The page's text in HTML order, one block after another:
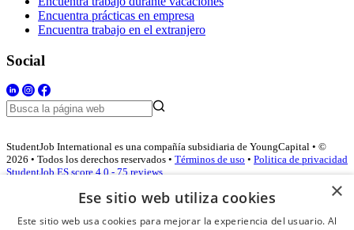
Encuentra prácticas en empresa
Encuentra trabajo en el extranjero
Social
StudentJob International es una compañía subsidiaria de YoungCapital • ©
2026 • Todos los derechos reservados • Términos de uso • Politica de privacidad
StudentJob ES score 4.0 - 75 reviews
×
Ese sitio web utiliza cookies
Este sitio web usa cookies para mejorar la experiencia del usuario. Al